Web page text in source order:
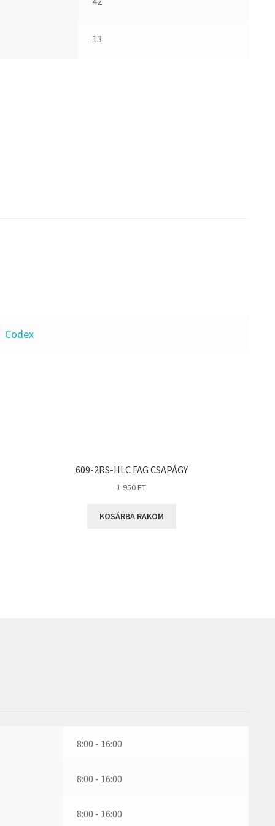
13
Codex
609-2RS-HLC FAG CSAPÁGY
1 950FT
KOSÁRBA RAKOM
8:00 - 16:00
8:00 - 16:00
8:00 - 16:00